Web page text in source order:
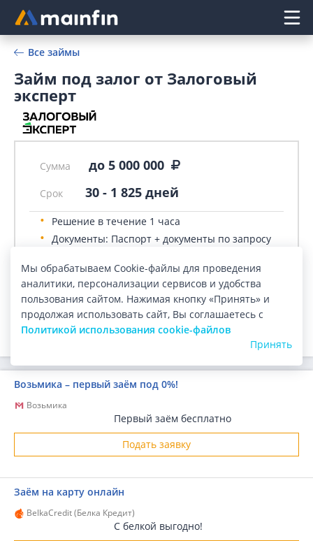
Главное меню
Все займы
Займ под залог от Залоговый
эксперт
Сумма до 5 000 000
Срок 30 - 1 825 дней
Решение в течение 1 часа
Документы: Паспорт + документы по запросу
Оформление: Онлайн
ПОЛУЧИТЬ ДЕНЬГИ
Возьмика – первый заём под 0%!
Возьмика
Первый заём бесплатно
Подать заявку
Заём на карту онлайн
BelkaCredit (Белка Кредит)
С белкой выгодно!
Мы обрабатываем Cookie-файлы для проведения
аналитики, персонализации сервисов и удобства
пользования сайтом. Нажимая кнопку «Принять» и
продолжая использовать сайт, Вы соглашаетесь с
Политикой использования cookie-файлов
Принять